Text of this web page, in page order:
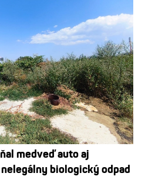
medveď auto aj
biologický odpad